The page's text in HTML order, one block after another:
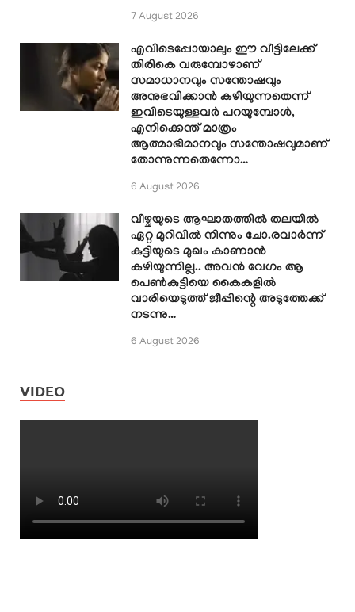
7 August 2026
എവിടെപ്പോയാലും ഈ വീട്ടിലേക്ക്
തിരികെ വരുമ്പോഴാണ്
സമാധാനവും സന്തോഷവും
അനുഭവിക്കാൻ കഴിയുന്നതെന്ന്
ഇവിടെയുള്ളവർ പറയുമ്പോൾ,
എനിക്കെന്ത് മാത്രം
ആത്മാഭിമാനവും സന്തോഷവുമാണ്
തോന്നുന്നതെന്നോ…
6 August 2026
വീഴ്ചയുടെ ആഘാതത്തിൽ തലയിൽ
ഏറ്റ മുറിവിൽ നിന്നും ചോ.രവാർന്ന്
കുട്ടിയുടെ മുഖം കാണാൻ
കഴിയുന്നില്ല.. അവൻ വേഗം ആ
പെൺകുട്ടിയെ കൈകളിൽ
വാരിയെടുത്ത് ജീപ്പിന്റെ അടുത്തേക്ക്
നടന്നു…
6 August 2026
VIDEO